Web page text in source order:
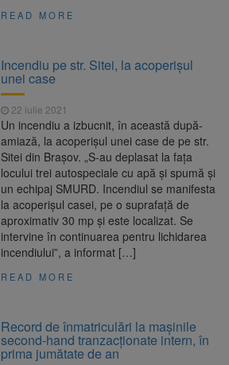
READ MORE
Incendiu pe str. Sitei, la acoperișul
unei case
22 iulie 2021
Un incendiu a izbucnit, în această după-
amiază, la acoperișul unei case de pe str.
Sitei din Brașov. „S-au deplasat la fața
locului trei autospeciale cu apă și spumă și
un echipaj SMURD. Incendiul se manifesta
la acoperișul casei, pe o suprafață de
aproximativ 30 mp și este localizat. Se
intervine în continuarea pentru lichidarea
incendiului”, a informat […]
READ MORE
Record de înmatriculări la mașinile
second-hand tranzacționate intern, în
prima jumătate de an